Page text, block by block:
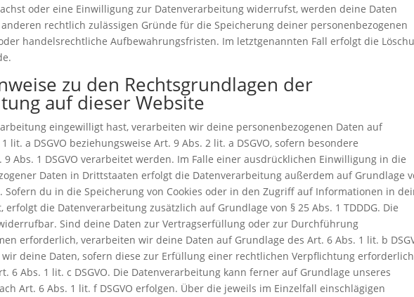
oder eine Einwilligung zur Datenverarbeitung widerrufst, werden deine Daten
rechtlich zulässigen Gründe für die Speicherung deiner personenbezogenen
handelsrechtliche Aufbewahrungsfristen. Im letztgenannten Fall erfolgt die
zu den Rechtsgrundlagen der
auf dieser Website
eingewilligt hast, verarbeiten wir deine personenbezogenen Daten auf
lit. a DSGVO beziehungsweise Art. 9 Abs. 2 lit. a DSGVO, sofern besondere
Abs. 1 DSGVO verarbeitet werden. Im Falle einer ausdrücklichen Einwilligung in die
Daten in Drittstaaten erfolgt die Datenverarbeitung außerdem auf Grundlage
Sofern du in die Speicherung von Cookies oder in den Zugriff auf Informationen in
die Datenverarbeitung zusätzlich auf Grundlage von § 25 Abs. 1 TDDDG. Die
Sind deine Daten zur Vertragserfüllung oder zur Durchführung
erforderlich, verarbeiten wir deine Daten auf Grundlage des Art. 6 Abs. 1 lit. b
deine Daten, sofern diese zur Erfüllung einer rechtlichen Verpflichtung erforderlich
6 Abs. 1 lit. c DSGVO. Die Datenverarbeitung kann ferner auf Grundlage unseres
Art. 6 Abs. 1 lit. f DSGVO erfolgen. Über die jeweils im Einzelfall einschlägigen